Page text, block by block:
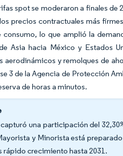
spot se moderaron a finales
precios contractuales más
lo que amplió la
Asia hacia México y Estados
aerodinámicos y remolques de
3 de la Agencia de Protección
de horas a minutos.
una participación del
y Minorista está
rápido crecimiento hasta 2031.